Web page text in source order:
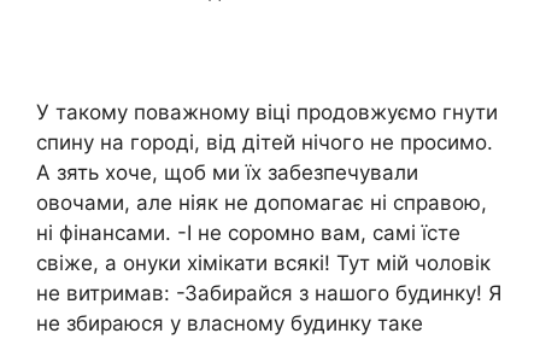
У такому поважному віці продовжуємо гнути
спину на городі, від дітей нічого не просимо.
А зять хоче, щоб ми їх забезпечували
овочами, але ніяк не допомагає ні справою,
ні фінансами. -І не соромно вам, самі їсте
свіже, а онуки хімікати всякі! Тут мій чоловік
не витримав: -Забирайся з нашого будинку! Я
не збираюся у власному будинку таке